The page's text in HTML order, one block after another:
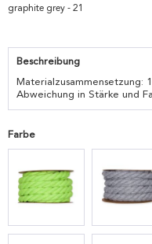
graphite grey - 21
Beschreibung
Materialzusammensetzung:
Abweichung in Stärke und
Farbe